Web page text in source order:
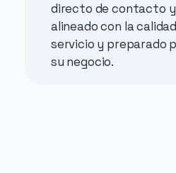
directo de contacto
alineado con la
servicio y preparado
su negocio.